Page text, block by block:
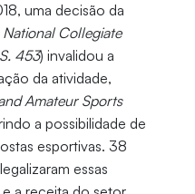
uma decisão da
Collegiate
453) invalidou a
da atividade,
Amateur Sports
a possibilidade de
esportivas. 38
essas